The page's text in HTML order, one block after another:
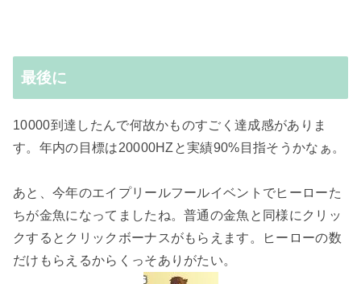
最後に
10000到達したんで何故かものすごく達成感がありま
す。年内の目標は20000HZと実績90%目指そうかなぁ。
あと、今年のエイプリールフールイベントでヒーローた
ちが金魚になってましたね。普通の金魚と同様にクリッ
クするとクリックボーナスがもらえます。ヒーローの数
だけもらえるからくっそありがたい。